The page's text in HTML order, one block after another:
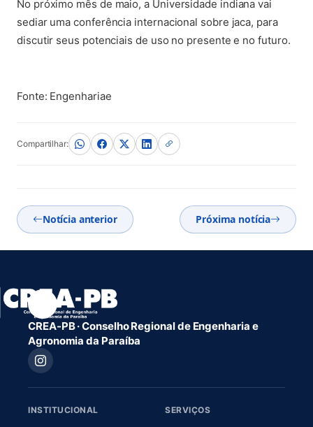
No próximo mês de maio, a Universidade indiana vai
sediar uma conferência internacional sobre jaca, para
discutir seus potenciais de uso no presente e no futuro.
Fonte: Engenhariae
Compartilhar:
Notícia anterior Próxima notícia
CREA-PB · Conselho Regional de Engenharia e
Agronomia da Paraíba
INSTITUCIONAL SERVIÇOS